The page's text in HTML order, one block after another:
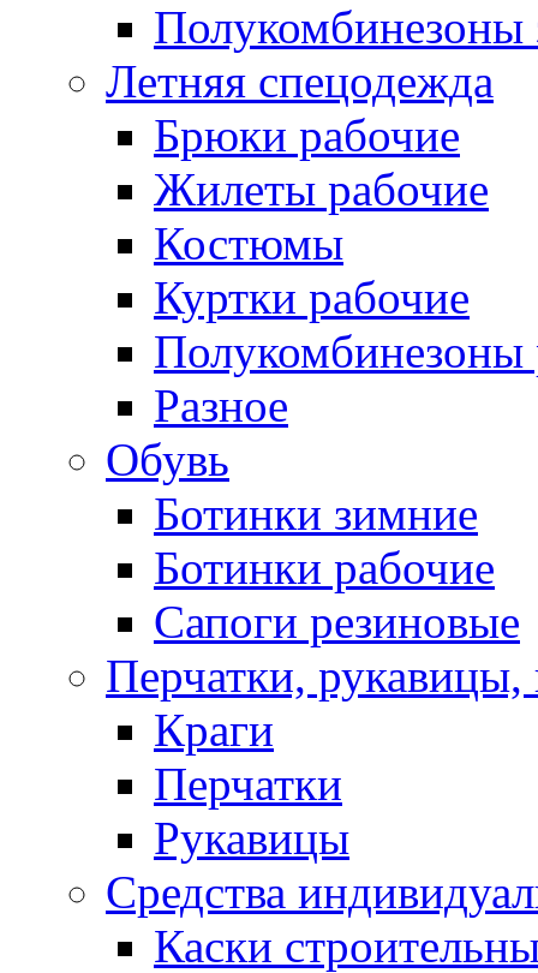
Полукомбинезоны
Летняя спецодежда
Брюки рабочие
Жилеты рабочие
Костюмы
Куртки рабочие
Полукомбинезоны
Разное
Обувь
Ботинки зимние
Ботинки рабочие
Сапоги резиновые
Перчатки, рукавицы,
Краги
Перчатки
Рукавицы
Средства
Каски